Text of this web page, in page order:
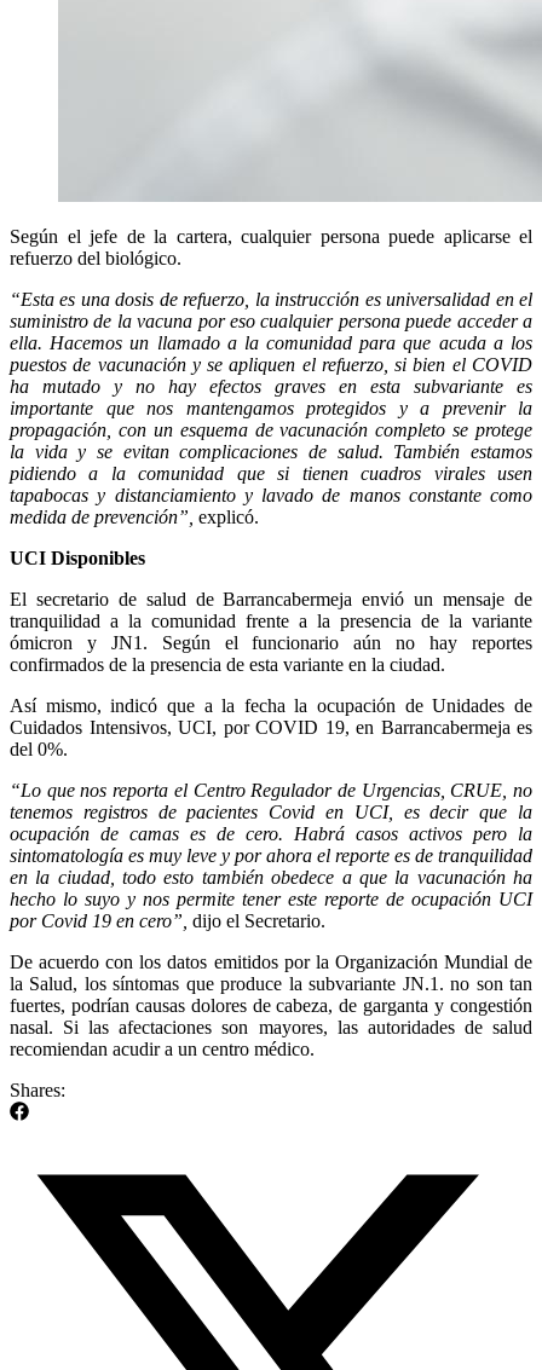
Según el jefe de la cartera, cualquier persona puede aplicarse el
refuerzo del biológico.
“Esta es una dosis de refuerzo, la instrucción es universalidad en el
suministro de la vacuna por eso cualquier persona puede acceder a
ella. Hacemos un llamado a la comunidad para que acuda a los
puestos de vacunación y se apliquen el refuerzo, si bien el COVID
ha mutado y no hay efectos graves en esta subvariante es
importante que nos mantengamos protegidos y a prevenir la
propagación, con un esquema de vacunación completo se protege
la vida y se evitan complicaciones de salud. También estamos
pidiendo a la comunidad que si tienen cuadros virales usen
tapabocas y distanciamiento y lavado de manos constante como
medida de prevención”, explicó.
UCI Disponibles
El secretario de salud de Barrancabermeja envió un mensaje de
tranquilidad a la comunidad frente a la presencia de la variante
ómicron y JN1. Según el funcionario aún no hay reportes
confirmados de la presencia de esta variante en la ciudad.
Así mismo, indicó que a la fecha la ocupación de Unidades de
Cuidados Intensivos, UCI, por COVID 19, en Barrancabermeja es
del 0%.
“Lo que nos reporta el Centro Regulador de Urgencias, CRUE, no
tenemos registros de pacientes Covid en UCI, es decir que la
ocupación de camas es de cero. Habrá casos activos pero la
sintomatología es muy leve y por ahora el reporte es de tranquilidad
en la ciudad, todo esto también obedece a que la vacunación ha
hecho lo suyo y nos permite tener este reporte de ocupación UCI
por Covid 19 en cero”, dijo el Secretario.
De acuerdo con los datos emitidos por la Organización Mundial de
la Salud, los síntomas que produce la subvariante JN.1. no son tan
fuertes, podrían causas dolores de cabeza, de garganta y congestión
nasal. Si las afectaciones son mayores, las autoridades de salud
recomiendan acudir a un centro médico.
Shares: